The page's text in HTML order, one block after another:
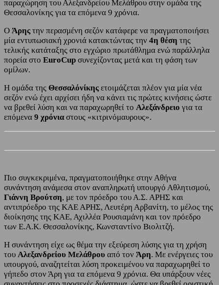
παραχώρηση του Αλεξανδρείου Μελάθρου στην ομάδα της
Θεσσαλονίκης για τα επόμενα 9 χρόνια.
Ο Άρης την περασμένη σεζόν κατάφερε να πραγματοποιήσει
μία εντυπωσιακή χρονιά κατακτώντας την 4η θέση της
τελικής κατάταξης στο εγχώριο πρωτάθλημα ενώ παράλληλα
πορεία στο EuroCup συνεχίζοντας μετά και τη φάση των
ομίλων.
Η ομάδα της Θεσσαλόνίκης ετοιμάζεται πλέον για μία νέα
σεζόν ενώ έχει αρχίσει ήδη να κάνει τις πρώτες κινήσεις ώστε
να βρεθεί λύση και να παραχωρηθεί το Αλεξάνδρειο για τα
επόμενα 9 χρόνιαστους «κιτρινόμαυρους».
Πιο συγκεκριμένα, πραγματοποιήθηκε στην Αθήνα
συνάντηση ανάμεσα στον αναπληρωτή υπουργό Αθλητισμού,
Γιάννη Βρούτση, με τον πρόεδρο του Α.Σ. ΑΡΗΣ και
αντιπρόεδρο της ΚΑΕ ΑΡΗΣ, Λευτέρη Αρβανίτη, το μέλος της
διοίκησης της ΚΑΕ, Αχιλλέα Ρουσιαμάνη και τον πρόεδρο
των Ε.Α.Κ. Θεσσαλονίκης, Κωνσταντίνο Βιολιτζή.
Η συνάντηση είχε ως θέμα την εξεύρεση λύσης για τη χρήση
του Αλεξανδρείου Μελάθρου από τον Άρη. Με ενέργειες του
υπουργού, αναζητείται λύση προκειμένου να παραχωρηθεί το
γήπεδο στον Άρη για τα επόμενα 9 χρόνια. Θα υπάρξουν νέες